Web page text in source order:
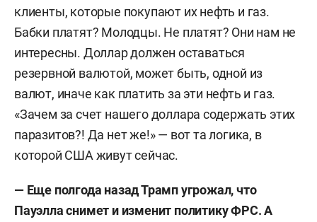
клиенты, которые покупают их нефть и газ.
Бабки платят? Молодцы. Не платят? Они нам не
интересны. Доллар должен оставаться
резервной валютой, может быть, одной из
валют, иначе как платить за эти нефть и газ.
«Зачем за счет нашего доллара содержать этих
паразитов?! Да нет же!» — вот та логика, в
которой США живут сейчас.
— Еще полгода назад Трамп угрожал, что
Пауэлла снимет и изменит политику ФРС. А